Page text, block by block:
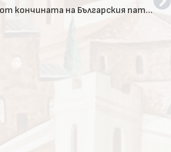
Изпълниха се девет месеца от кончината на Българския патриарх Неофит